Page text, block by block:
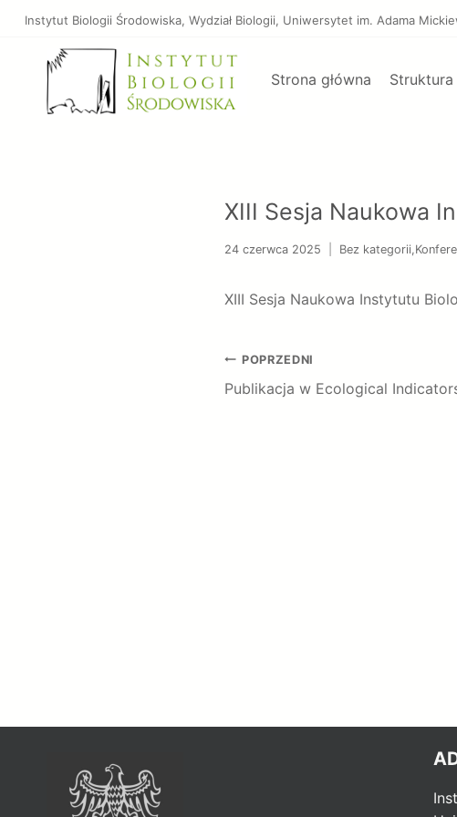
Instytut Biologii Środowiska, Wydział Biologii, Uniwersytet im. Adama
Strona główna Struktura
XIII Sesja Naukowa
24 czerwca 2025 Bez kategorii,
XIII Sesja Naukowa Instytutu
Nawigacja
wpisu
POPRZEDNI
Publikacja w Ecological